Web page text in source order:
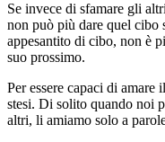
Se invece di sfamare gli
non può più dare quel cibo
appesantito di cibo, non è
suo prossimo.
Per essere capaci di amare
stesi. Di solito quando noi
altri, li amiamo solo a